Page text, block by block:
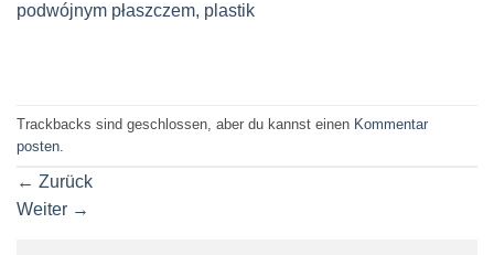
podwójnym płaszczem, plastik
Trackbacks sind geschlossen, aber du kannst einen Kommentar
posten
← Zurück
Weiter →